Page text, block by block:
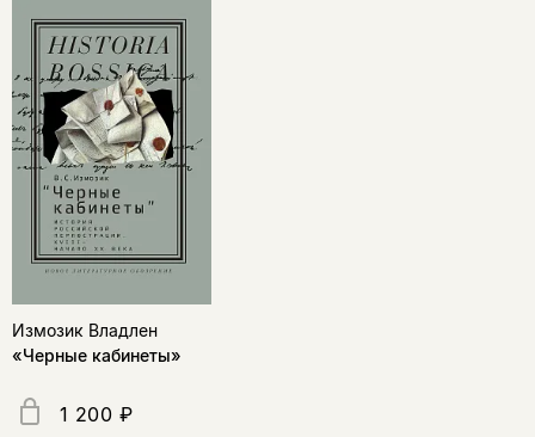
Измозик Владлен
«Черные кабинеты»
1 200 ₽